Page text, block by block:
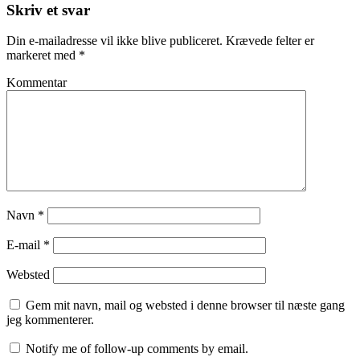
Skriv et svar
Din e-mailadresse vil ikke blive publiceret. Krævede felter er
markeret med *
Kommentar
Navn *
E-mail *
Websted
Gem mit navn, mail og websted i denne browser til næste gang
jeg kommenterer.
Notify me of follow-up comments by email.